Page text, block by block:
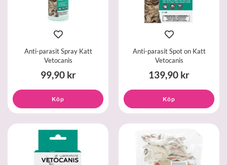
Anti-parasit Spray Katt
Vetocanis
99,90 kr
Köp
Anti-parasit Spot on Katt
Vetocanis
139,90 kr
Köp